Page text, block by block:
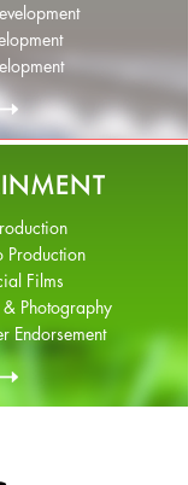
Production
Films
Photography
Endorsement